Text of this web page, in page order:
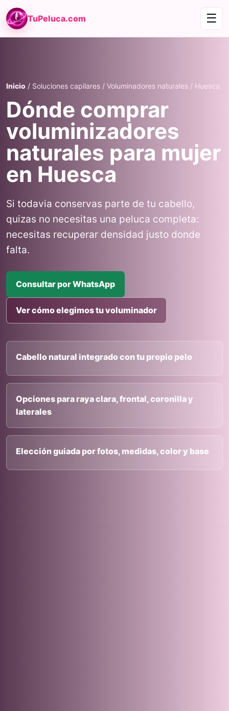
TuPeluca.com ☰
Inicio / Soluciones capilares / Voluminadores naturales / Huesca
Dónde comprar
voluminizadores
naturales para mujer
en Huesca
Si todavia conservas parte de tu cabello,
quizas no necesitas una peluca completa:
necesitas recuperar densidad justo donde
falta.
Consultar por WhatsApp
Ver cómo elegimos tu voluminador
Cabello natural integrado con tu propio pelo
Opciones para raya clara, frontal, coronilla y
laterales
Elección guiada por fotos, medidas, color y base